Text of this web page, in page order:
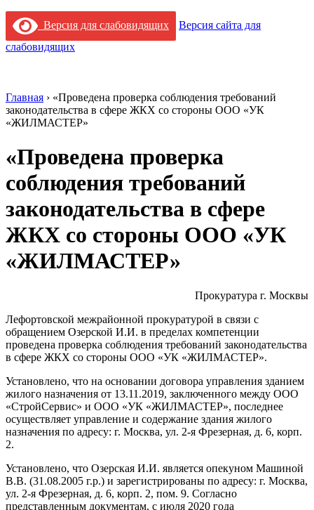
Версия для слабовидящих
Версия сайта для
слабовидящих
Главная › «Проведена проверка соблюдения требований
законодательства в сфере ЖКХ со стороны ООО «УК
«ЖИЛМАСТЕР»
«Проведена проверка
соблюдения требований
законодательства в сфере
ЖКХ со стороны ООО «УК
«ЖИЛМАСТЕР»
Прокуратура г. Москвы
Лефортовской межрайонной прокуратурой в связи с
обращением Озерской И.И. в пределах компетенции
проведена проверка соблюдения требований законодательства
в сфере ЖКХ со стороны ООО «УК «ЖИЛМАСТЕР».
Установлено, что на основании договора управления зданием
жилого назначения от 13.11.2019, заключенного между ООО
«СтройСервис» и ООО «УК «ЖИЛМАСТЕР», последнее
осуществляет управление и содержание здания жилого
назначения по адресу: г. Москва, ул. 2-я Фрезерная, д. 6, корп.
2.
Установлено, что Озерская И.И. является опекуном Машиной
В.В. (31.08.2005 г.р.) и зарегистрированы по адресу: г. Москва,
ул. 2-я Фрезерная, д. 6, корп. 2, пом. 9. Согласно
представленным документам, с июля 2020 года